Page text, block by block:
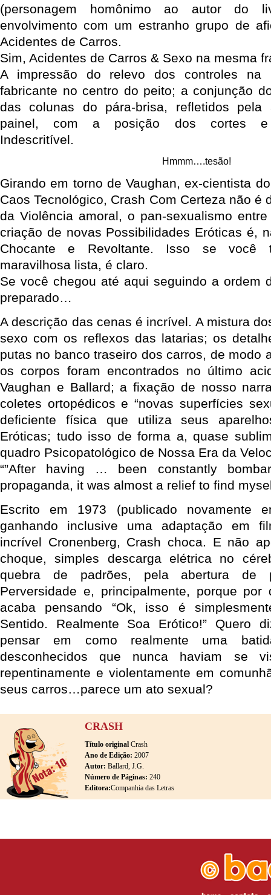
(personagem homônimo ao autor do
envolvimento com um estranho grupo de
Acidentes de Carros.
Sim, Acidentes de Carros & Sexo na mesma
A impressão do relevo dos controles
fabricante no centro do peito; a conjunção
das colunas do pára-brisa, refletidos
painel, com a posição dos cortes e
Indescritível.
Hmmm….tesão!
Girando em torno de Vaughan, ex-cientista
Caos Tecnológico, Crash Com Certeza não é
da Violência amoral, o pan-sexualismo
criação de novas Possibilidades Eróticas é,
Chocante e Revoltante. Isso se você
maravilhosa lista, é claro.
Se você chegou até aqui seguindo a ordem
preparado…
A descrição das cenas é incrível. A mistura
sexo com os reflexos das latarias; os
putas no banco traseiro dos carros, de modo
os corpos foram encontrados no último
Vaughan e Ballard; a fixação de nosso
coletes ortopédicos e “novas superfícies
deficiente física que utiliza seus
Eróticas; tudo isso de forma a, quase
quadro Psicopatológico de Nossa Era da
“”After having … been constantly
propaganda, it was almost a relief to find
Escrito em 1973 (publicado novamente
ganhando inclusive uma adaptação em
incrível Cronenberg, Crash choca. E não
choque, simples descarga elétrica no
quebra de padrões, pela abertura de
Perversidade e, principalmente, porque por
acaba pensando “Ok, isso é
Sentido. Realmente Soa Erótico!” Quero
pensar em como realmente uma
desconhecidos que nunca haviam se
repentinamente e violentamente em
seus carros…parece um ato sexual?
CRASH
Título original Crash
Ano de Edição: 2007
Autor: Ballard, J.G.
Número de Páginas: 240
Editora:Companhia das Letras